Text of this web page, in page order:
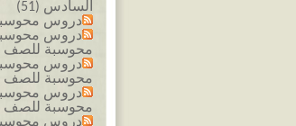
السادس (51)
دروس محوسبة
دروس
محوسبة للصف
دروس
محوسبة للصف
دروس
محوسبة للصف
دروس